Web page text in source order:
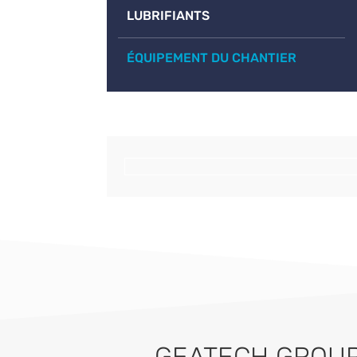
LUBRIFIANTS
ÉQUIPEMENT DU CHANTIER